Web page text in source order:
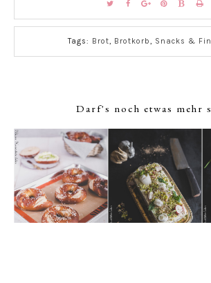
Tags: Brot, Brotkorb, Snacks &
Darf's noch etwas mehr